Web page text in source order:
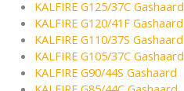
KALFIRE G125/37C Gashaard
KALFIRE G120/41F Gashaard
KALFIRE G110/37S Gashaard
KALFIRE G105/37C Gashaard
KALFIRE G90/44S Gashaard